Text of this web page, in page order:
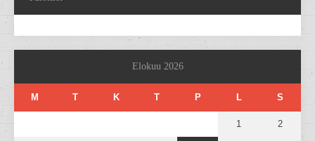
Elokuu 2026
M T K T P L S
1 2